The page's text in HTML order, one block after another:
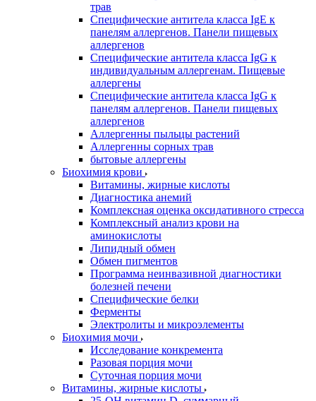
трав
Специфические антитела класса IgE к
панелям аллергенов. Панели пищевых
аллергенов
Специфические антитела класса IgG к
индивидуальным аллергенам. Пищевые
аллергены
Специфические антитела класса IgG к
панелям аллергенов. Панели пищевых
аллергенов
Аллергенны пыльцы растений
Аллергенны сорных трав
бытовые аллергены
Биохимия крови
Витамины, жирные кислоты
Диагностика анемий
Комплексная оценка оксидативного стресса
Комплексный анализ крови на
аминокислоты
Липидный обмен
Обмен пигментов
Программа неинвазивной диагностики
болезней печени
Специфические белки
Ферменты
Электролиты и микроэлементы
Биохимия мочи
Исследование конкремента
Разовая порция мочи
Суточная порция мочи
Витамины, жирные кислоты